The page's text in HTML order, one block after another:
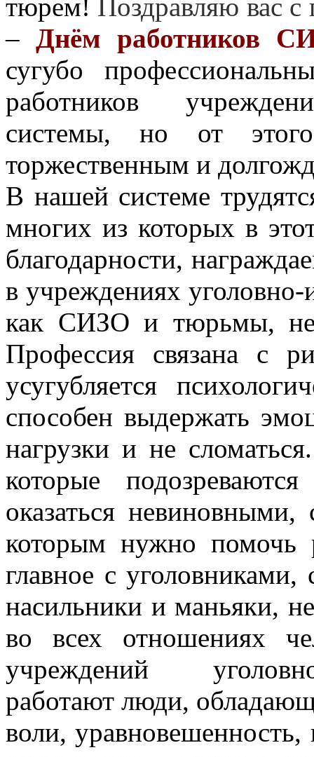
тюрем!
Поздравляю вас
– Днём работников
сугубо
работников
системы, но от
торжественным и
В нашей системе
многих из которых в
благодарности,
в учреждениях
как СИЗО и тюрьмы,
Профессия связана с
усугубляется
способен выдержать
нагрузки и не
которые
оказаться
которым нужно помочь
главное с
насильники и маньяки,
во всех отношениях
учреждений
работают люди,
воли, уравновешенность,